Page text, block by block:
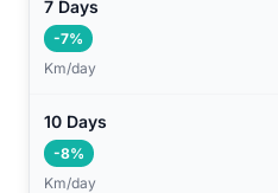
7 Days
-7%
Km/day
10 Days
-8%
Km/day